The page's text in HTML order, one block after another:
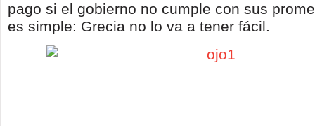
pago si el gobierno no cumple con sus
es simple: Grecia no lo va a tener fácil.